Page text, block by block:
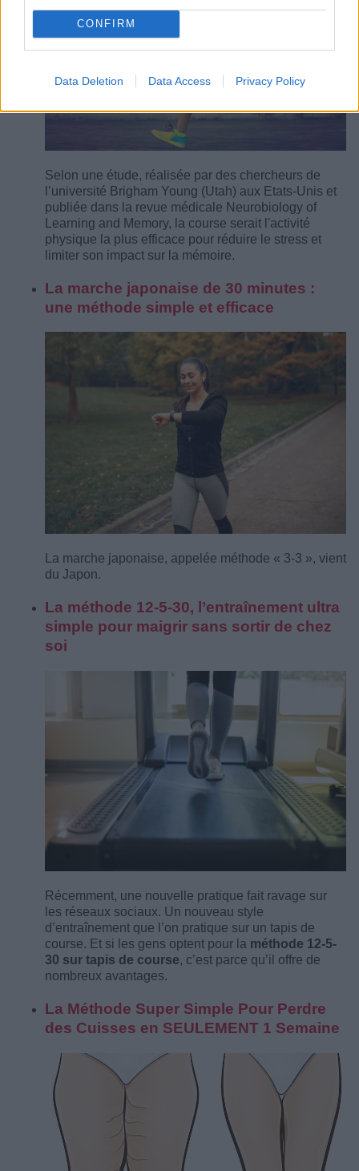
CONFIRM
Data Deletion Data Access Privacy Policy
Selon une étude, réalisée par des chercheurs de
l’université Brigham Young (Utah) aux Etats-Unis et
publiée dans la revue médicale Neurobiology of
Learning and Memory, la course serait l'activité
physique la plus efficace pour réduire le stress et
limiter son impact sur la mémoire.
La marche japonaise de 30 minutes :
une méthode simple et efficace
La marche japonaise, appelée méthode « 3-3 », vient
du Japon.
La méthode 12-5-30, l’entraînement ultra
simple pour maigrir sans sortir de chez
soi
Récemment, une nouvelle pratique fait ravage sur
les réseaux sociaux. Un nouveau style
d’entraînement que l’on pratique sur un tapis de
course. Et si les gens optent pour la méthode 12-5-
30 sur tapis de course, c’est parce qu’il offre de
nombreux avantages.
La Méthode Super Simple Pour Perdre
des Cuisses en SEULEMENT 1 Semaine